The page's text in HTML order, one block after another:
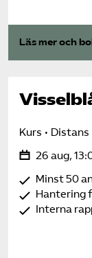
Läs mer och
Kurs Distans
26 aug,
Minst 50
Hantering
Interna